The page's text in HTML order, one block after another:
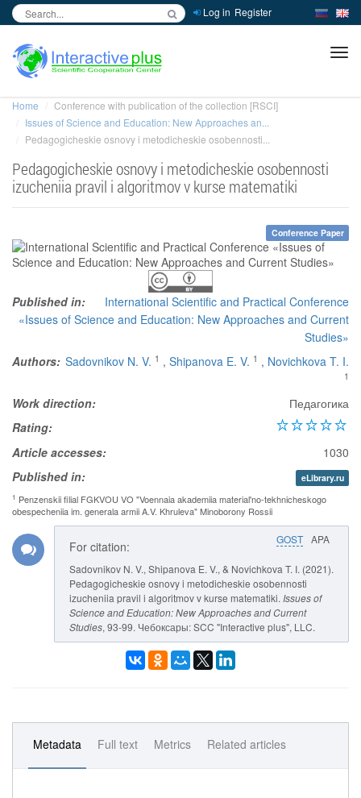
Log in Register
Home
Conference with publication of the collection [RSCI]
Issues of Science and Education: New Approaches an...
Pedagogicheskie osnovy i metodicheskie osobennosti...
Pedagogicheskie osnovy i metodicheskie osobennosti
izucheniia pravil i algoritmov v kurse matematiki
Conference Paper
Published in:
International Scientific and Practical Conference
«Issues of Science and Education: New Approaches and Current
Studies»
Authors: Sadovnikov N. V. 1 , Shipanova E. V. 1 , Novichkova T. I.
1
Work direction:
Педагогика
Rating:
Article accesses:
1030
Published in:
eLibrary.ru
1 Penzenskii filial FGKVOU VO "Voennaia akademiia material'no-tekhnicheskogo
obespecheniia im. generala armii A.V. Khruleva" Minoborony Rossii
GOST APA
For citation:
Sadovnikov N. V., Shipanova E. V., & Novichkova T. I. (2021).
Pedagogicheskie osnovy i metodicheskie osobennosti
izucheniia pravil i algoritmov v kurse matematiki. Issues of
Science and Education: New Approaches and Current
Studies, 93-99. Чебоксары: SCC "Interactive plus", LLC.
Metadata Full text Metrics Related articles